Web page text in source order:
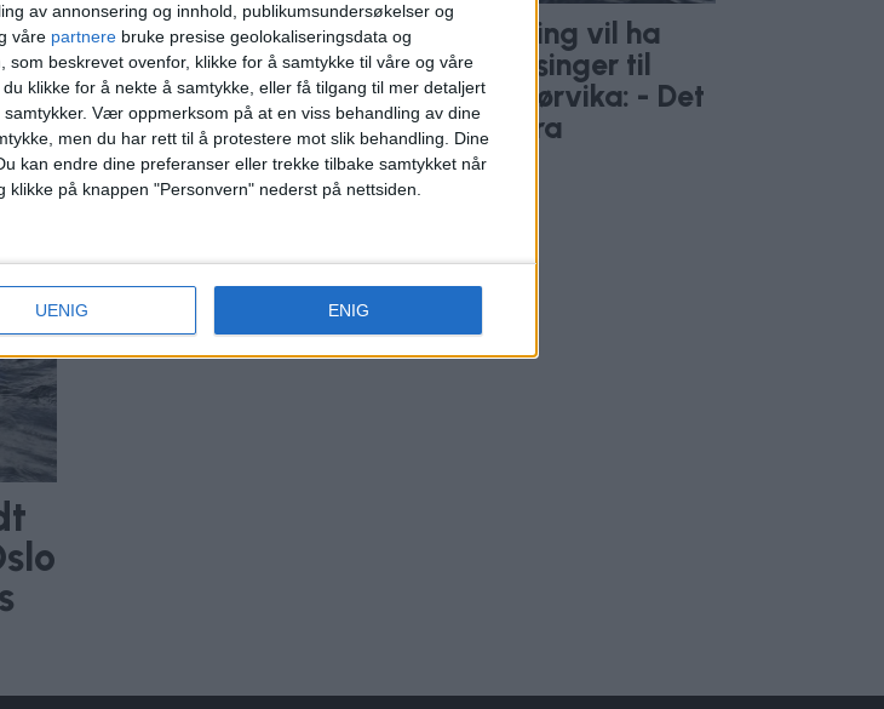
av annonsering og innhold, publikumsundersøkelser og
våre partnere bruke presise geolokaliseringsdata og
beskrevet ovenfor, klikke for å samtykke til våre og våre
klikke for å nekte å samtykke, eller få tilgang til mer detaljert
Vær oppmerksom på at en viss behandling av dine
men du har rett til å protestere mot slik behandling. Dine
kan endre dine preferanser eller trekke tilbake samtykket når
på knappen "Personvern" nederst på nettsiden.
UENIG ENIG
på
som forsvant
Oslo Badstuforening vil ha
alle byens 7. klassinger til
svømmetimer i Bjørvika: - Det
kan redde noen fra
drukningsdøden